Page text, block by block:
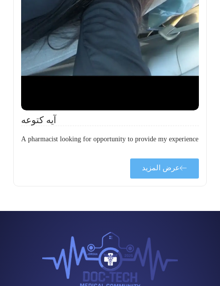
آيه كتوعه
A pharmacist looking for opportunity to provide my experience
عرض المزيد